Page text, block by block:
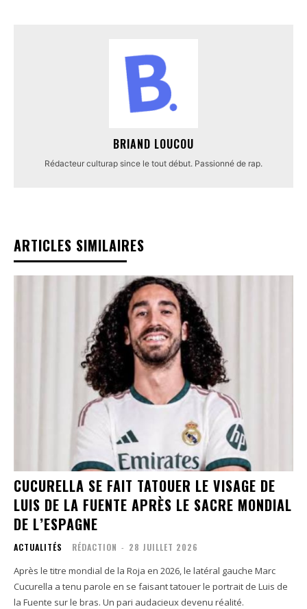
BRIAND LOUCOU
Rédacteur culturap since le tout début. Passionné de rap.
ARTICLES SIMILAIRES
CUCURELLA SE FAIT TATOUER LE VISAGE DE
LUIS DE LA FUENTE APRÈS LE SACRE MONDIAL
DE L’ESPAGNE
ACTUALITÉS RÉDACTION - 28 JUILLET 2026
Après le titre mondial de la Roja en 2026, le latéral gauche Marc
Cucurella a tenu parole en se faisant tatouer le portrait de Luis de
la Fuente sur le bras. Un pari audacieux devenu réalité.